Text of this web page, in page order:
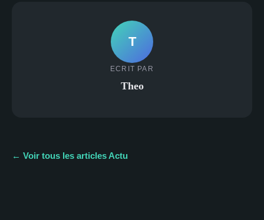
T
ECRIT PAR
Theo
← Voir tous les articles Actu